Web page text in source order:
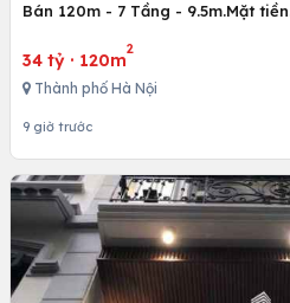
Bán 120m - 7 Tầng - 9.5m.Mặt
34 tỷ · 120m
2
Thành phố Hà Nội
9 giờ trước